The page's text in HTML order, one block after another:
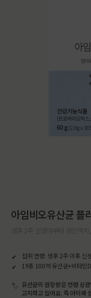
아임비오유산균 플
생후 2주 신생아부터 성인까
섭취 연령: 생후 2주 이후 신
19종 100억 유산균+비타민
유산균의 권장량은 연령 상
고지하고 있어요. 즉 아이와